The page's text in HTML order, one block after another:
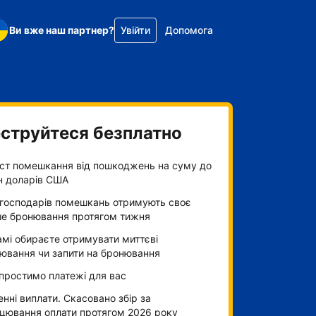
Ви вже наш партнер? Увійти Допомога
безплатно
помешкання від пошкоджень на суму до
доларів США
помешкань отримують своє
бронювання протягом тижня
обираєте отримувати миттєві
чи запити на бронювання
платежі для вас
виплати. Скасовано збір за
оплати протягом 2026 року